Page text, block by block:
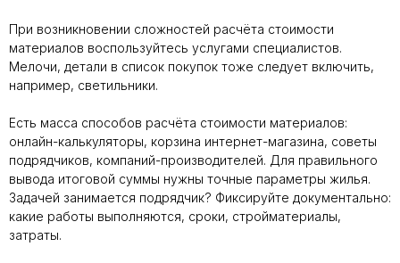
При возникновении сложностей расчёта стоимости
материалов воспользуйтесь услугами специалистов.
Мелочи, детали в список покупок тоже следует включить,
например, светильники.
Есть масса способов расчёта стоимости материалов:
онлайн-калькуляторы, корзина интернет-магазина, советы
подрядчиков, компаний-производителей. Для правильного
вывода итоговой суммы нужны точные параметры жилья.
Задачей занимается подрядчик? Фиксируйте документально:
какие работы выполняются, сроки, стройматериалы,
затраты.